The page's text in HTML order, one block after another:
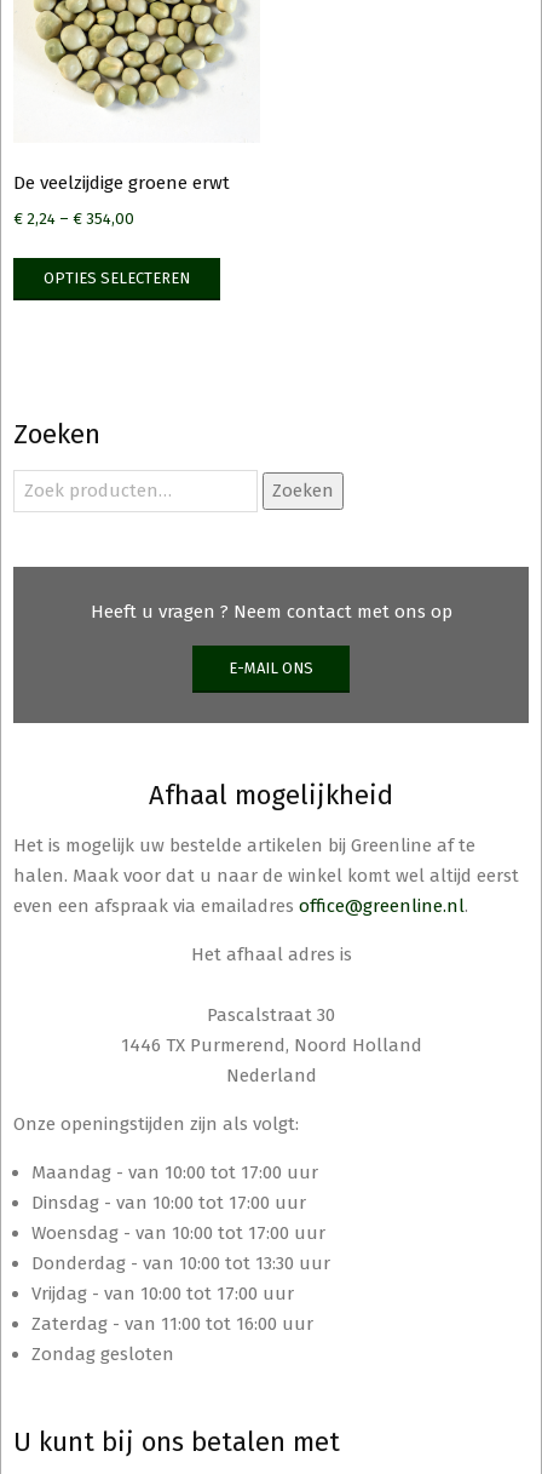
De veelzijdige groene erwt
€ 2,24 – € 354,00
OPTIES SELECTEREN
Dit
kan
gekozen
productpagina
Zoeken
Zoeken
naar:
Zoeken
Heeft u vragen ? Neem contact met ons op
E-MAIL ONS
Afhaal mogelijkheid
Het is mogelijk uw bestelde artikelen bij Greenline af te
halen. Maak voor dat u naar de winkel komt wel altijd eerst
even een afspraak via emailadres office@greenline.nl.
Het afhaal adres is
Pascalstraat 30
1446 TX Purmerend, Noord Holland
Nederland
Onze openingstijden zijn als volgt:
Maandag - van 10:00 tot 17:00 uur
Dinsdag - van 10:00 tot 17:00 uur
Woensdag - van 10:00 tot 17:00 uur
Donderdag - van 10:00 tot 13:30 uur
Vrijdag - van 10:00 tot 17:00 uur
Zaterdag - van 11:00 tot 16:00 uur
Zondag gesloten
U kunt bij ons betalen met